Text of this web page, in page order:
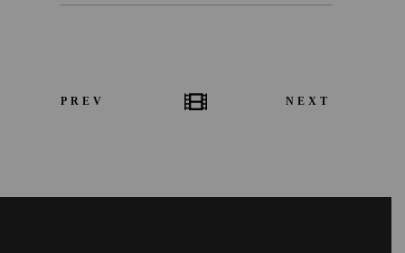
PREV NEXT